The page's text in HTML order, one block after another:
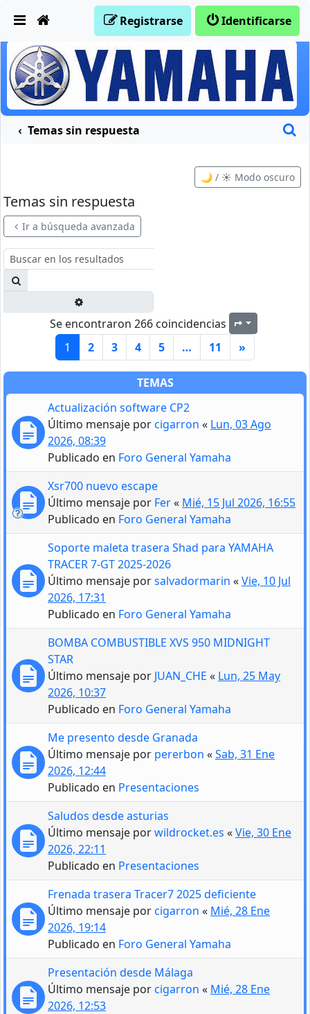
Identificarse
Registrarse
Temas sin respuesta
🌙 / ☀️ Modo oscuro
Temas sin respuesta
Ir a búsqueda avanzada
Se encontraron 266 coincidencias Página
1 2 3 4 5 … 11 »
TEMAS
Actualización software CP2
Último mensaje porcigarron « Lun, 03 Ago
2026, 08:39
Publicado en Foro General Yamaha
Xsr700 nuevo escape
Último mensaje por Fer« Mié, 15 Jul 2026, 16:55
Publicado en Foro General Yamaha
Soporte maleta trasera Shad para YAMAHA
TRACER 7-GT 2025-2026
Último mensaje porsalvadormarin «Vie, 10 Jul
2026, 17:31
Publicado en Foro General Yamaha
BOMBA COMBUSTIBLE XVS 950 MIDNIGHT
STAR
Último mensaje por JUAN_CHE « Lun, 25 May
2026, 10:37
Publicado en Foro General Yamaha
Me presento desde Granada
Último mensaje por pererbon «Sab, 31 Ene
2026, 12:44
Publicado en Presentaciones
Saludos desde asturias
Último mensaje porwildrocket.es «Vie, 30 Ene
2026, 22:11
Publicado en Presentaciones
Frenada trasera Tracer7 2025 deficiente
Último mensaje porcigarron « Mié, 28 Ene
2026, 19:14
Publicado en Foro General Yamaha
Presentación desde Málaga
Último mensaje porcigarron « Mié, 28 Ene
2026, 12:53